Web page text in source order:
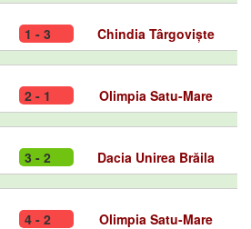
1 - 3 Chindia Târgoviște
2 - 1 Olimpia Satu-Mare
3 - 2 Dacia Unirea Brăila
4 - 2 Olimpia Satu-Mare